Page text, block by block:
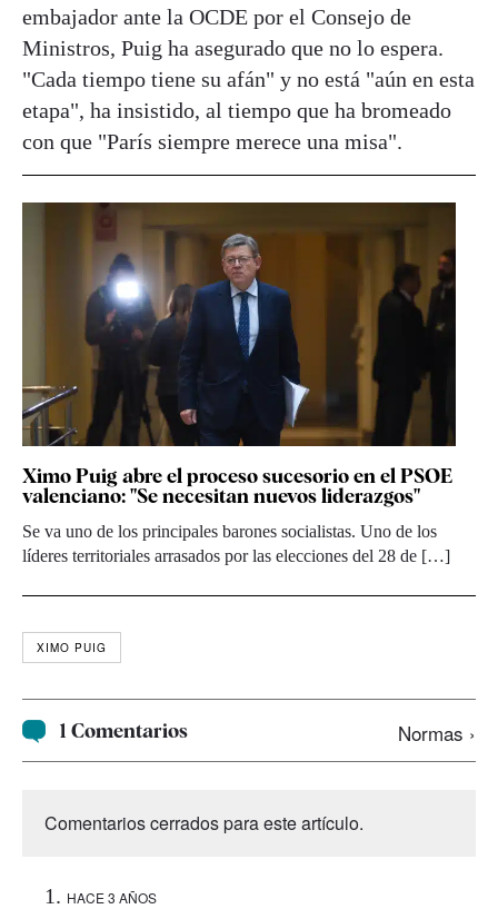
embajador ante la OCDE por el Consejo de
Ministros, Puig ha asegurado que no lo espera.
"Cada tiempo tiene su afán" y no está "aún en esta
etapa", ha insistido, al tiempo que ha bromeado
con que "París siempre merece una misa".
Ximo Puig abre el proceso sucesorio en el PSOE
valenciano: "Se necesitan nuevos liderazgos"
Se va uno de los principales barones socialistas. Uno de los
líderes territoriales arrasados por las elecciones del 28 de […]
XIMO PUIG
1 Comentarios Normas ›
Comentarios cerrados para este artículo.
HACE 3 AÑOS